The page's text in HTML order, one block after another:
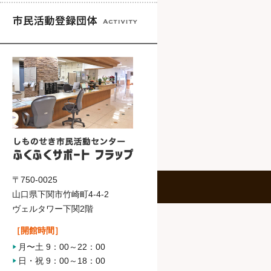
〒750-0025
山口県下関市竹崎町4-4-2
ヴェルタワー下関2階
［開館時間］
月〜土 9：00～22：00
日・祝 9：00～18：00